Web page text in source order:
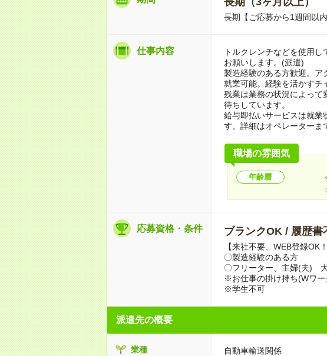
長期【ご応募から1週間以
仕事内容
トルクレンチなどを使用
お願いします。(派遣)
製造経験のある方歓迎。ア
就業可能。経験を活かすチ
残業は業務の状況によって
待ちしています。
給与即払いサービスは就業
す。詳細はオペレーターま
職場の雰囲気
年齢層
応募資格・条件 ブランクOK / 履歴
【来社不要、WEB登録OK！
〇製造経験のある方
〇フリーター、主婦(夫)
※お仕事の掛け持ち(Wワー
※学生不可
派遣先の概要
業種 自動車輸送関係